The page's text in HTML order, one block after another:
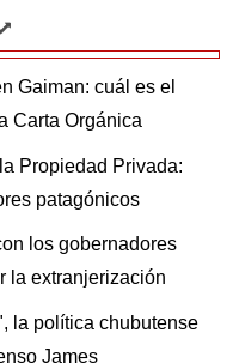
Gaiman: cuál es el
Carta Orgánica
Propiedad Privada:
patagónicos
los gobernadores
la extranjerización
la política chubutense
James